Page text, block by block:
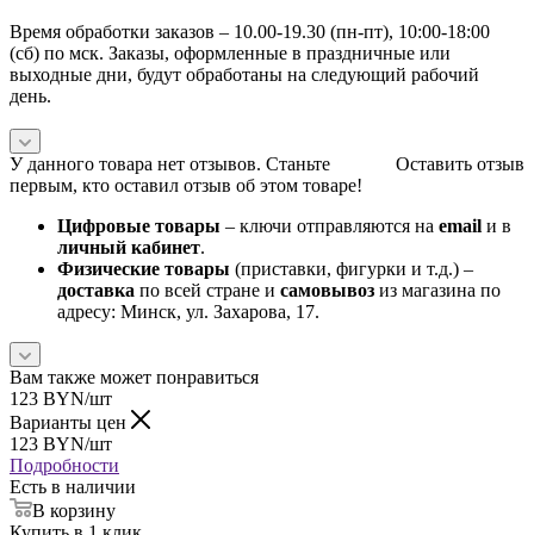
Время обработки заказов – 10.00-19.30 (пн-пт), 10:00-18:00
(сб) по мск. Заказы, оформленные в праздничные или
выходные дни, будут обработаны на следующий рабочий
день.
Оставить отзыв
У данного товара нет отзывов. Станьте
первым, кто оставил отзыв об этом товаре!
Цифровые товары – ключи отправляются на email и в
личный кабинет.
Физические товары (приставки, фигурки и т.д.) –
доставка по всей стране и самовывоз из магазина по
адресу: Минск, ул. Захарова, 17.
Вам также может понравиться
123 BYN/шт
Варианты цен
123 BYN/шт
Подробности
Есть в наличии
В корзину